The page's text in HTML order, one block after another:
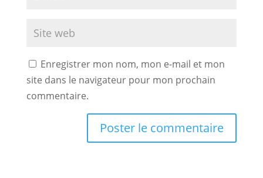
Enregistrer mon nom, mon e-mail et mon
site dans le navigateur pour mon prochain
commentaire.